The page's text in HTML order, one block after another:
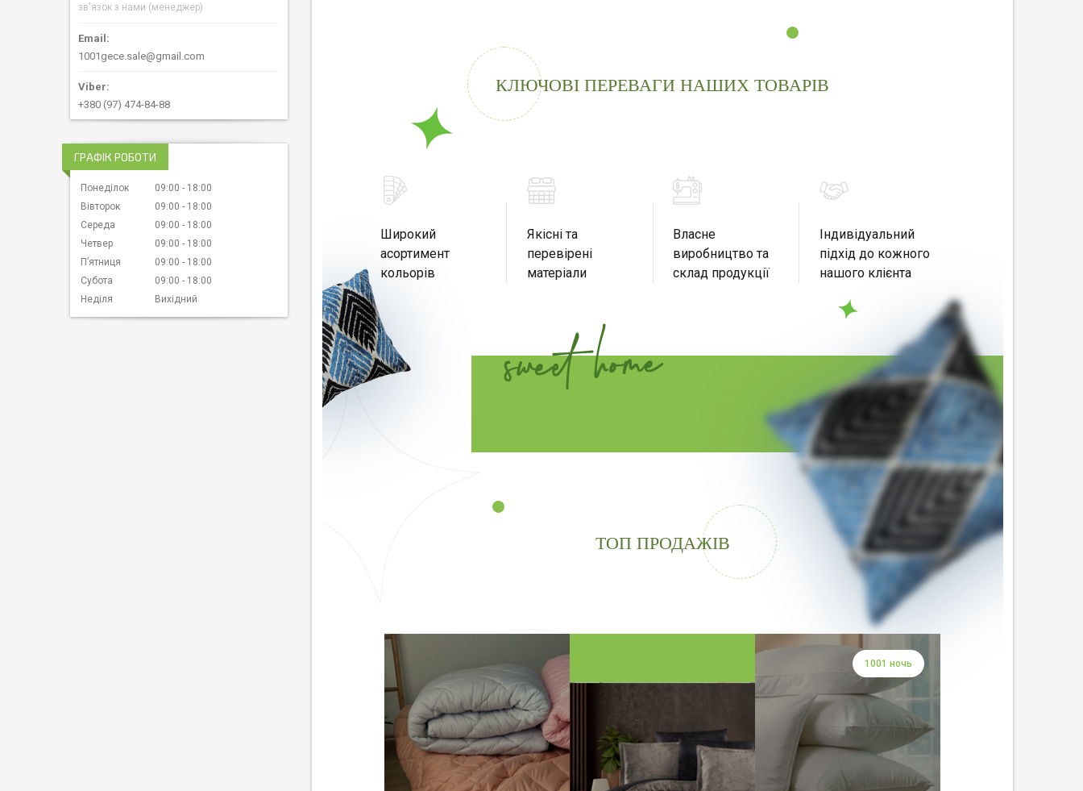
КЛЮЧОВІ ПЕРЕВАГИ НАШИХ ТОВАРІВ
Широкий
асортимент
кольорів
Якісні та
перевірені
матеріали
Власне
виробництво та
склад продукції
Індивідуальний
підхід до кожного
нашого клієнта
ТОП ПРОДАЖІВ
1001 ночь
зв'язок з нами (менеджер)
1001gece.sale@gmail.com
+380 (97) 474-84-88
ГРАФІК РОБОТИ
Понеділок 09:00
18:00
Вівторок
09:00
18:00
Середа
09:00
18:00
Четвер
09:00
18:00
Пʼятниця
09:00
18:00
Субота
09:00
18:00
Неділя
Вихідний